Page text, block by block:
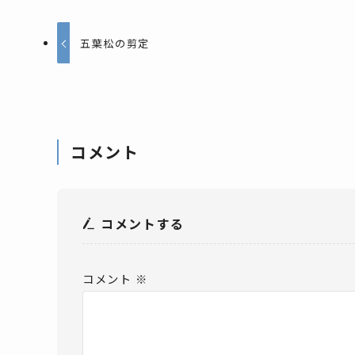
五葉松の剪定
コメント
コメントする
コメント ※